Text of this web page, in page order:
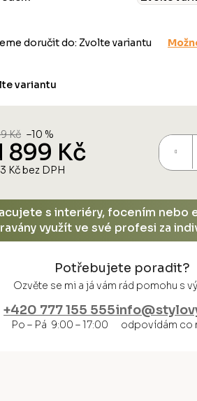
doručit do: Zvolte variantu
variantu
Kč –10 %
899 Kč
Kčbez DPH
s interiéry, focením nebo
využít ve své profesi za
Potřebujete poradit?
Ozvěte se mi a já vám rád pomohu s
+420 777 155 555
Po – Pá 9:00 – 17:00 odpovídám co